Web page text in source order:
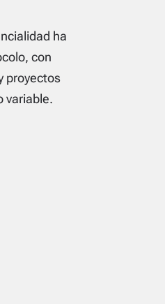
ha
con
proyectos
variable.